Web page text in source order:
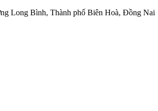
Long Bình, Thành phố Biên Hoà, Đồng Nai